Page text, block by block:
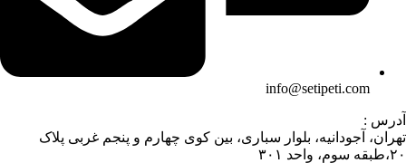
info@setipeti.com
آدرس :
تهران، آجودانیه، بلوار سباری، بین کوی چهارم و پنجم غربی پلاک
۲۰،طبقه سوم، واحد ۳۰۱